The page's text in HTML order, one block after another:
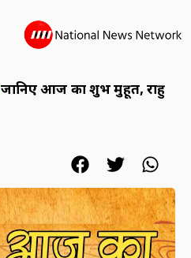
जानिए आज का शुभ मुहूर्त, राहु